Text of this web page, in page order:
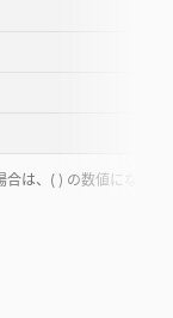
は、( ) の数値になりま